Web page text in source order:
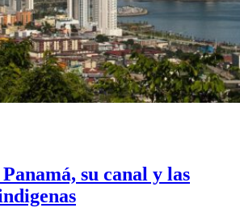
su canal y las